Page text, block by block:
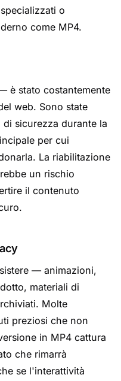
o
come MP4.
è stato costantemente
web. Sono state
sicurezza durante la
per cui
La riabilitazione
un rischio
il contenuto
— animazioni,
materiali di
Molte
preziosi che non
in MP4 cattura
che rimarrà
se l'interattività